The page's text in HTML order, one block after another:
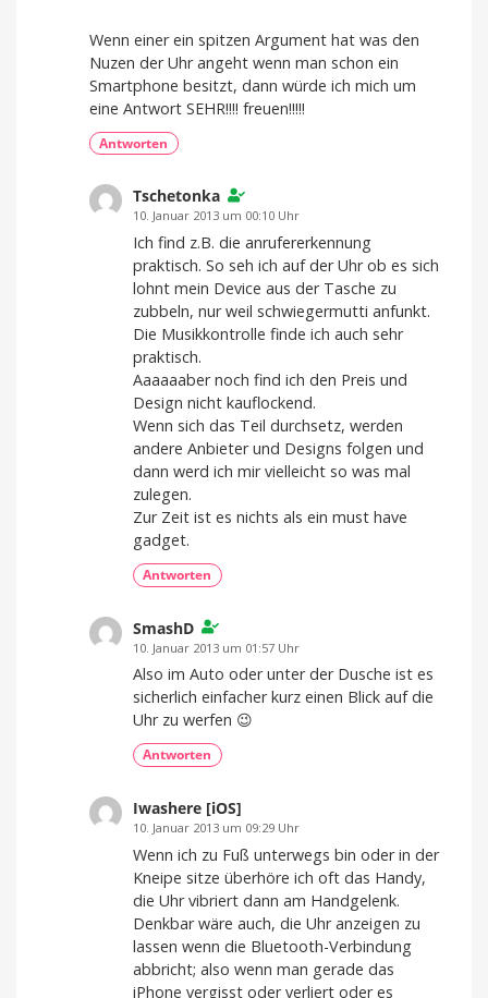
Wenn einer ein spitzen Argument hat was den
Nuzen der Uhr angeht wenn man schon ein
Smartphone besitzt, dann würde ich mich um
eine Antwort SEHR!!!! freuen!!!!!
Antworten
Tschetonka
10. Januar 2013 um 00:10 Uhr
Ich find z.B. die anrufererkennung
praktisch. So seh ich auf der Uhr ob es sich
lohnt mein Device aus der Tasche zu
zubbeln, nur weil schwiegermutti anfunkt.
Die Musikkontrolle finde ich auch sehr
praktisch.
Aaaaaaber noch find ich den Preis und
Design nicht kauflockend.
Wenn sich das Teil durchsetz, werden
andere Anbieter und Designs folgen und
dann werd ich mir vielleicht so was mal
zulegen.
Zur Zeit ist es nichts als ein must have
gadget.
Antworten
SmashD
10. Januar 2013 um 01:57 Uhr
Also im Auto oder unter der Dusche ist es
sicherlich einfacher kurz einen Blick auf die
Uhr zu werfen 😉
Antworten
Iwashere [iOS]
10. Januar 2013 um 09:29 Uhr
Wenn ich zu Fuß unterwegs bin oder in der
Kneipe sitze überhöre ich oft das Handy,
die Uhr vibriert dann am Handgelenk.
Denkbar wäre auch, die Uhr anzeigen zu
lassen wenn die Bluetooth-Verbindung
abbricht; also wenn man gerade das
iPhone vergisst oder verliert oder es